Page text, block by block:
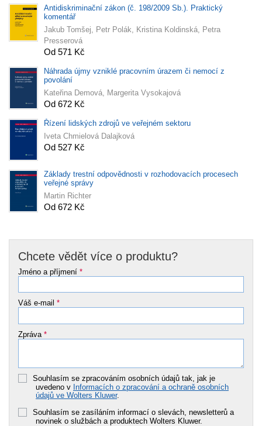
Antidiskriminační zákon (č. 198/2009 Sb.). Praktický
komentář
Jakub Tomšej, Petr Polák, Kristina Koldinská, Petra
Presserová
Od 571 Kč
Náhrada újmy vzniklé pracovním úrazem či nemocí z
povolání
Kateřina Demová, Margerita Vysokajová
Od 672 Kč
Řízení lidských zdrojů ve veřejném sektoru
Iveta Chmielová Dalajková
Od 527 Kč
Základy trestní odpovědnosti v rozhodovacích procesech
veřejné správy
Martin Richter
Od 672 Kč
Chcete vědět více o produktu?
Jméno a příjmení *
Váš e-mail *
Zpráva *
Souhlasím se zpracováním osobních údajů tak, jak je
uvedeno v Informacích o zpracování a ochraně osobních
údajů ve Wolters Kluwer.
Souhlasím se zasíláním informací o slevách, newsletterů a
novinek o službách a produktech Wolters Kluwer.